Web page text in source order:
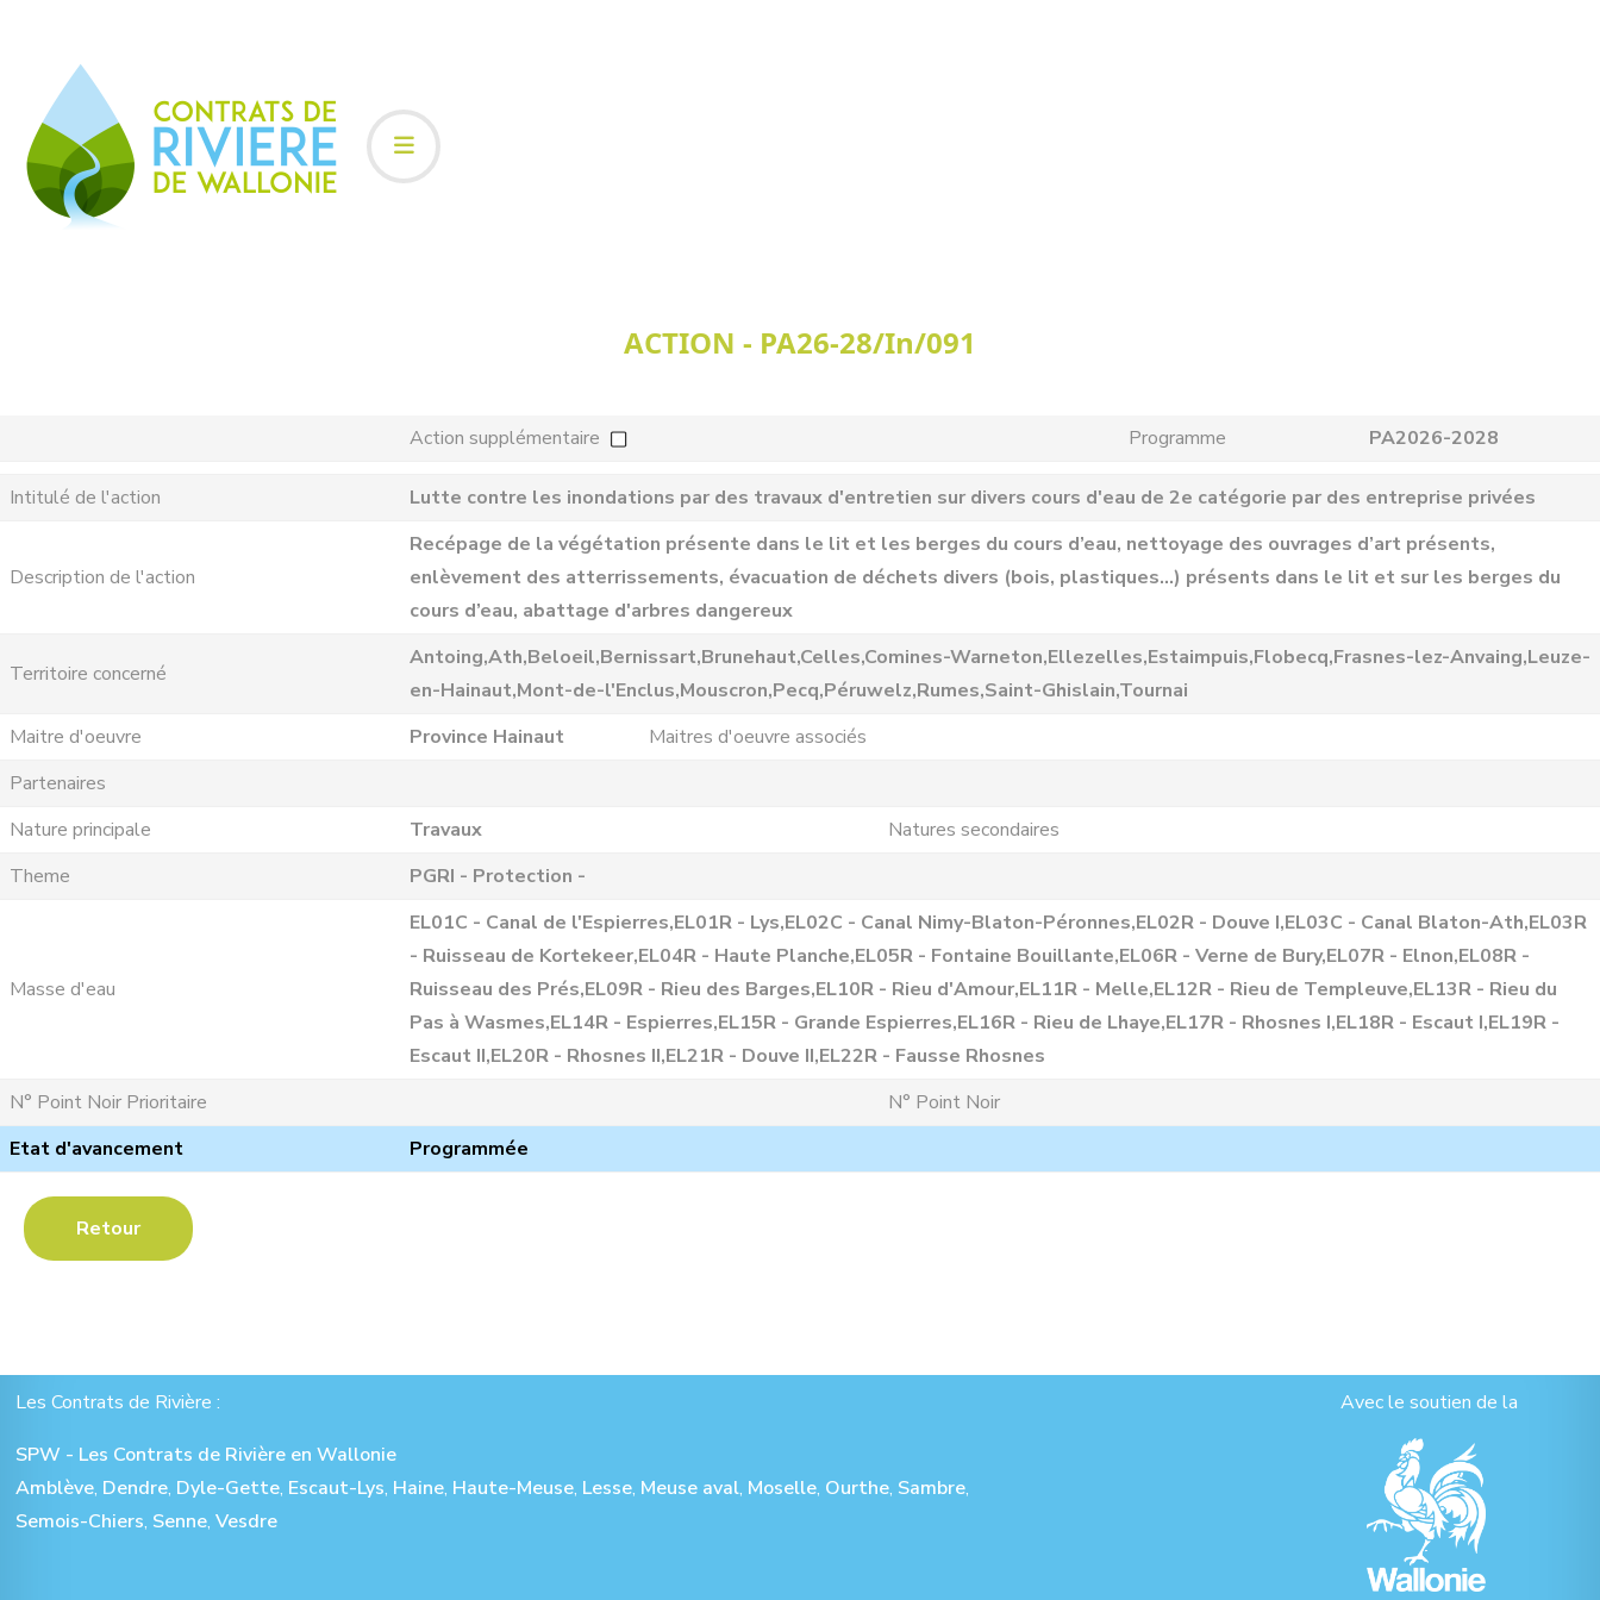
ACTION - PA26-28/In/091
Action supplémentaire Programme PA2026-2028
Intitulé de l'action Lutte contre les inondations par des travaux d'entretien sur divers cours d'eau de 2e catégorie par des entreprise privées
Description de l'action
Recépage de la végétation présente dans le lit et les berges du cours d’eau, nettoyage des ouvrages d’art présents,
enlèvement des atterrissements, évacuation de déchets divers (bois, plastiques...) présents dans le lit et sur les berges du
cours d’eau, abattage d'arbres dangereux
Territoire concerné
Antoing,Ath,Beloeil,Bernissart,Brunehaut,Celles,Comines-Warneton,Ellezelles,Estaimpuis,Flobecq,Frasnes-lez-Anvaing,Leuze-
en-Hainaut,Mont-de-l'Enclus,Mouscron,Pecq,Péruwelz,Rumes,Saint-Ghislain,Tournai
Maitre d'oeuvre
Province Hainaut
Maitres d'oeuvre associés
Partenaires
Nature principale
Travaux
Natures secondaires
Theme
PGRI - Protection -
Masse d'eau
EL01C - Canal de l'Espierres,EL01R - Lys,EL02C - Canal Nimy-Blaton-Péronnes,EL02R - Douve I,EL03C - Canal Blaton-Ath,EL03R
- Ruisseau de Kortekeer,EL04R - Haute Planche,EL05R - Fontaine Bouillante,EL06R - Verne de Bury,EL07R - Elnon,EL08R -
Ruisseau des Prés,EL09R - Rieu des Barges,EL10R - Rieu d'Amour,EL11R - Melle,EL12R - Rieu de Templeuve,EL13R - Rieu du
Pas à Wasmes,EL14R - Espierres,EL15R - Grande Espierres,EL16R - Rieu de Lhaye,EL17R - Rhosnes I,EL18R - Escaut I,EL19R -
Escaut II,EL20R - Rhosnes II,EL21R - Douve II,EL22R - Fausse Rhosnes
N° Point Noir Prioritaire
N° Point Noir
Etat d'avancement
Programmée
Retour
Les Contrats de Rivière :
SPW - Les Contrats de Rivière en Wallonie
Amblève, Dendre, Dyle-Gette, Escaut-Lys, Haine, Haute-Meuse, Lesse, Meuse aval, Moselle, Ourthe, Sambre,
Semois-Chiers, Senne, Vesdre
Avec le soutien de la